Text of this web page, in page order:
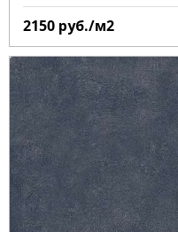
2150 руб./м2